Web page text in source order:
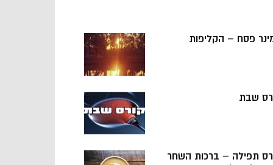
פסח – הקליפות
שבת
תפילה – ברכות השחר